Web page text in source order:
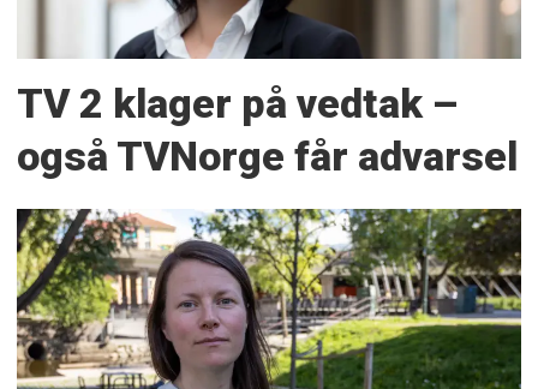
TV 2 klager på vedtak –
også TVNorge får advarsel